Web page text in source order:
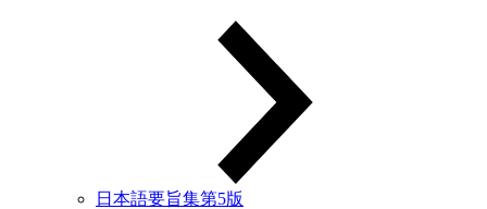
日本語要旨集第5版